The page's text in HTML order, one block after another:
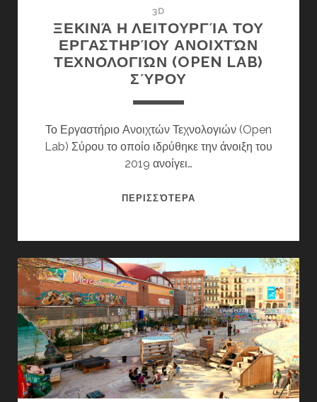
3D
ΞΕΚΙΝΆ Η ΛΕΙΤΟΥΡΓΊΑ ΤΟΥ
ΕΡΓΑΣΤΗΡΊΟΥ ΑΝΟΙΧΤΏΝ
ΤΕΧΝΟΛΟΓΙΏΝ (OPEN LAB)
ΣΎΡΟΥ
Το Εργαστήριο Ανοιχτών Τεχνολογιών (Open
Lab) Σύρου το οποίο ιδρύθηκε την άνοιξη του
2019 ανοίγει…
ΠΕΡΙΣΣΌΤΕΡΑ
ΕΡΓΑΣΤΗΡΊΟΥ
ΑΝΟΙΧΤΏΝ
ΤΕΧΝΟΛΟΓΙΏΝ
(OPEN
LAB)
ΣΎΡΟΥ